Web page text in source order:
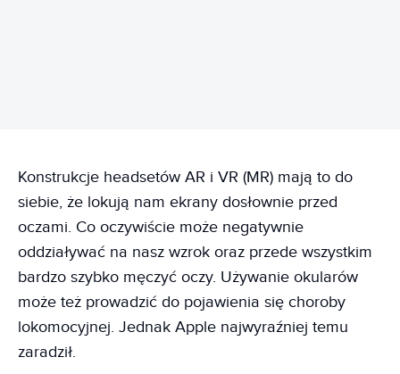
Konstrukcje headsetów AR i VR (MR) mają to do
siebie, że lokują nam ekrany dosłownie przed
oczami. Co oczywiście może negatywnie
oddziaływać na nasz wzrok oraz przede wszystkim
bardzo szybko męczyć oczy. Używanie okularów
może też prowadzić do pojawienia się choroby
lokomocyjnej. Jednak Apple najwyraźniej temu
zaradził.